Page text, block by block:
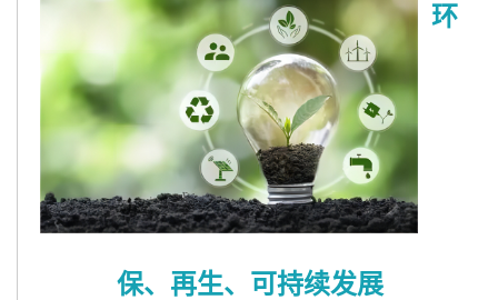
环
保、再生、可持续发展